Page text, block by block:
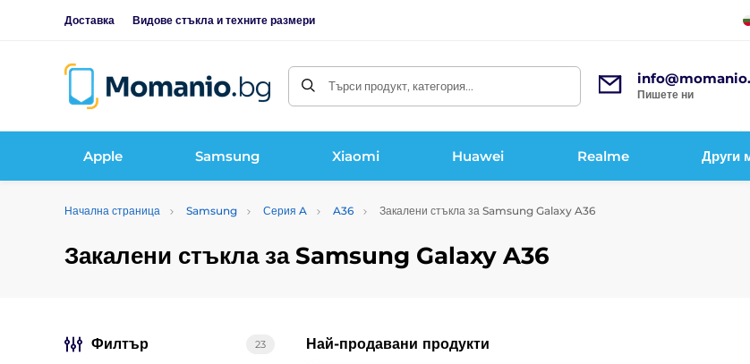
Доставка Видове стъкла и техните размери
Търси продукт, категория...
Пишете ни
Apple Samsung Xiaomi Huawei Realme Други
Начална страница Samsung Серия A A36 Закалени стъкла за Samsung Galaxy A36
Закалени стъкла за Samsung Galaxy A36
Най-продавани продукти
Филтър 23